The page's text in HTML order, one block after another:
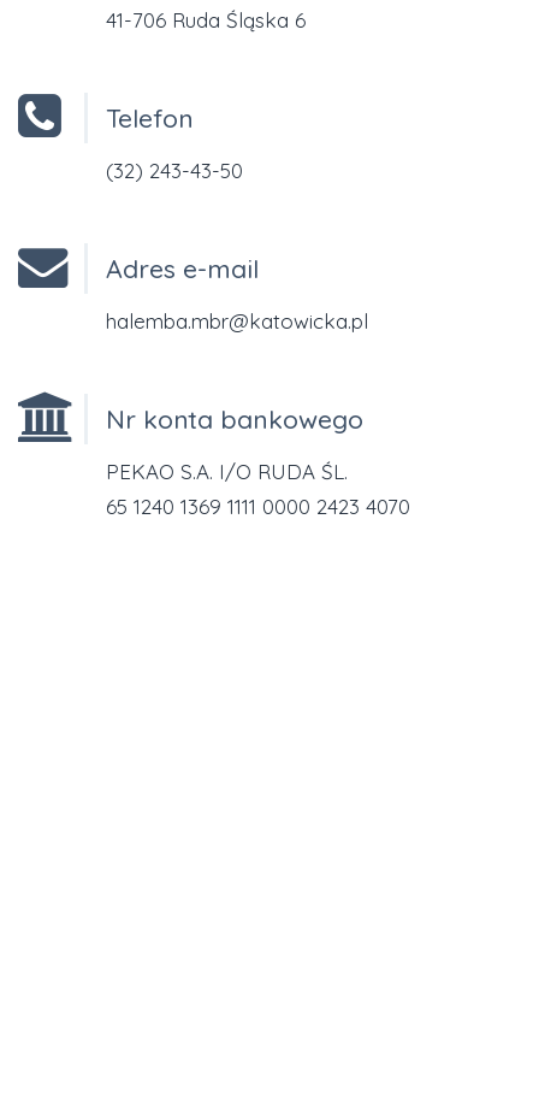
41-706 Ruda Śląska 6
Telefon
(32) 243-43-50
Adres e-mail
halemba.mbr@katowicka.pl
Nr konta bankowego
PEKAO S.A. I/O RUDA ŚL.
65 1240 1369 1111 0000 2423 4070